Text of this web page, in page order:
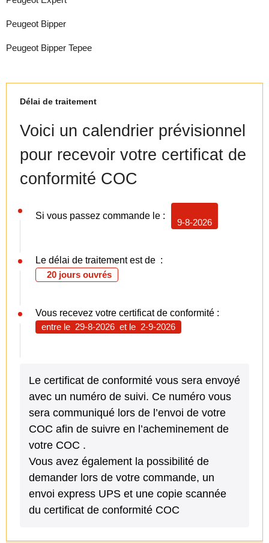
Peugeot Bipper
Peugeot Bipper Tepee
Délai de traitement
Voici un calendrier prévisionnel
pour recevoir votre certificat de
conformité COC
Si vous passez commande le :
9-8-2026
Le délai de traitement est de :
20 jours ouvrés
Vous recevez votre certificat de conformité :
entre le 29-8-2026et le 2-9-2026
Le certificat de conformité vous sera envoyé
avec un numéro de suivi. Ce numéro vous
sera communiqué lors de l’envoi de votre
COC afin de suivre en l’acheminement de
votre COC .
Vous avez également la possibilité de
demander lors de votre commande, un
envoi express UPS et une copie scannée
du certificat de conformité COC